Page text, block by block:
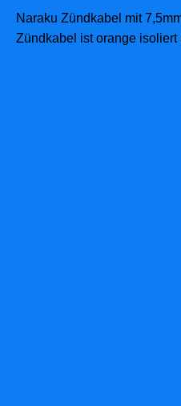
Naraku Zündkabel mit
Zündkabel ist orange isoliert